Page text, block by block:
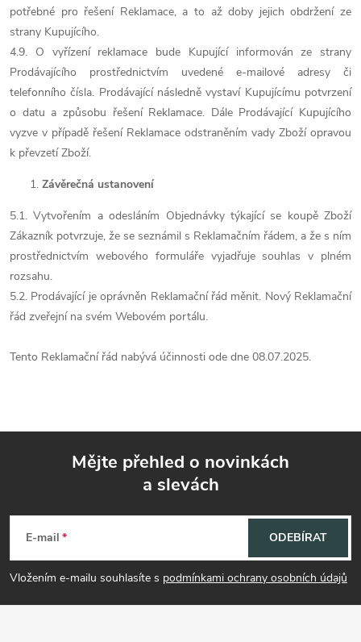
potřebné pro řešení Reklamace, a to až doby jejich obdržení ze
strany Kupujícího.
4.9. O vyřízení reklamace bude Kupující informován ze strany
Prodávajícího prostřednictvím uvedené e-mailové adresy či
telefonního čísla. Prodávající následně vystaví Kupujícímu potvrzení
o datu a způsobu řešení Reklamace. Dále Prodávající Kupujícího
vyzve v případě řešení Reklamace odstraněním vady Zboží opravou
k převzetí Zboží.
Závěrečná ustanovení
5.1. Vytvořením a odesláním Objednávky týkající se koupě Zboží
Zákazník potvrzuje, že se seznámil s Reklamačním řádem, a že s ním
prostřednictvím webového formuláře vyjadřuje souhlas v plném
rozsahu.
5.2. Prodávající je oprávněn Reklamační řád měnit. Nový Reklamační
řád zveřejní na svém Webovém portálu.
Tento Reklamační řád nabývá účinnosti ode dne 08.07.2025.
p
a
Mějte přehled o novinkách
a slevách
E-mail
Vložením e-mailu souhlasíte s podmínkami ochrany osobních údajů
ODEBÍRAT